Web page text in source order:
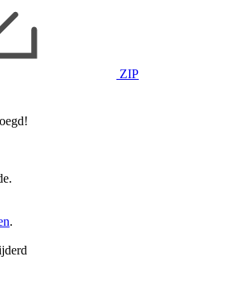
ZIP
.